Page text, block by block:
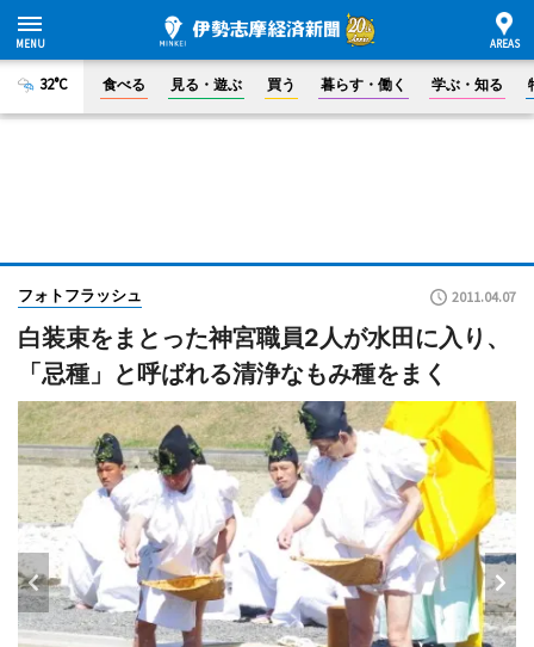
32°C 食べる 見る・遊ぶ 買う 暮らす・働く 学ぶ・知る
フォトフラッシュ 2011.04.07
白装束をまとった神宮職員2人が水田に入り、
「忌種」と呼ばれる清浄なもみ種をまく